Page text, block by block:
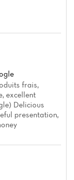
frais,
excellent
Delicious
presentation,